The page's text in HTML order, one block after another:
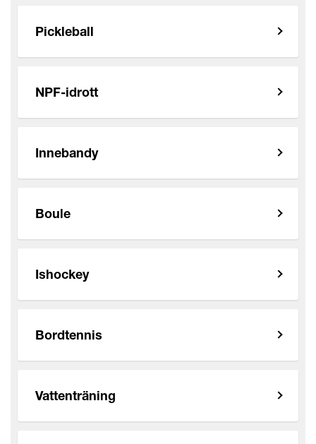
Pickleball
NPF-idrott
Innebandy
Boule
Ishockey
Bordtennis
Vattenträning